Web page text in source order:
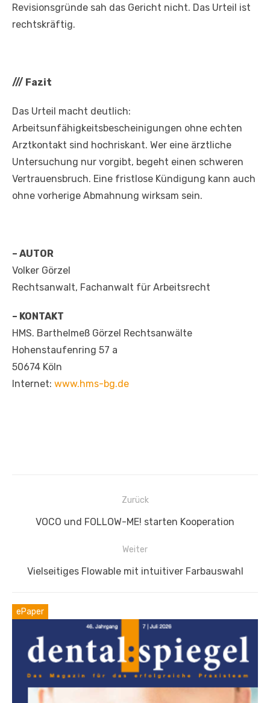
Revisionsgründe sah das Gericht nicht. Das Urteil ist
rechtskräftig.
/// Fazit
Das Urteil macht deutlich:
Arbeitsunfähigkeitsbescheinigungen ohne echten
Arztkontakt sind hochriskant. Wer eine ärztliche
Untersuchung nur vorgibt, begeht einen schweren
Vertrauensbruch. Eine fristlose Kündigung kann auch
ohne vorherige Abmahnung wirksam sein.
– AUTOR
Volker Görzel
Rechtsanwalt, Fachanwalt für Arbeitsrecht
– KONTAKT
HMS. Barthelmeß Görzel Rechtsanwälte
Hohenstaufenring 57 a
50674 Köln
Internet: www.hms-bg.de
Beitragsnavigation
Zurück
Vorheriger
VOCO und FOLLOW-ME! starten Kooperation
Weiter
Nächster
Vielseitiges Flowable mit intuitiver Farbauswahl
ePaper